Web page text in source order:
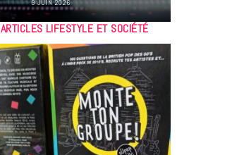
9 JUIN 2026
LIFESTYLE ET SOCIÉTÉ